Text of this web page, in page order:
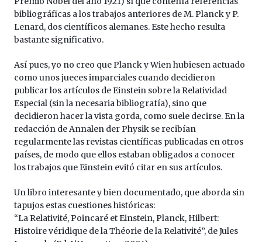
bibliográficas a los trabajos anteriores de M. Planck y P.
Lenard, dos científicos alemanes. Este hecho resulta
bastante significativo.
Así pues, yo no creo que Planck y Wien hubiesen actuado
como unos jueces imparciales cuando decidieron
publicar los artículos de Einstein sobre la Relatividad
Especial (sin la necesaria bibliografía), sino que
decidieron hacer la vista gorda, como suele decirse. En la
redacción de Annalen der Physik se recibían
regularmente las revistas científicas publicadas en otros
países, de modo que ellos estaban obligados a conocer
los trabajos que Einstein evitó citar en sus artículos.
Un libro interesante y bien documentado, que aborda sin
tapujos estas cuestiones históricas:
“La Relativité, Poincaré et Einstein, Planck, Hilbert:
Histoire véridique de la Théorie de la Relativité”, de Jules